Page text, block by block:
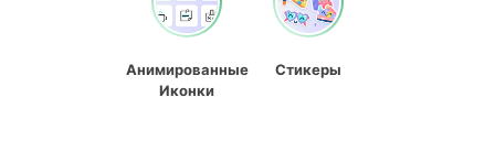
Анимированные
Иконки
Стикеры